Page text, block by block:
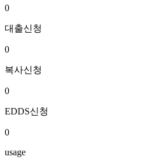
0
대출신청
0
복사신청
0
EDDS신청
0
usage